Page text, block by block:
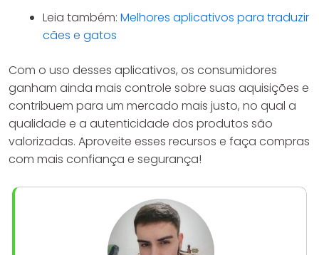
Leia também: Melhores aplicativos para traduzir
cães e gatos
Com o uso desses aplicativos, os consumidores
ganham ainda mais controle sobre suas aquisições e
contribuem para um mercado mais justo, no qual a
qualidade e a autenticidade dos produtos são
valorizadas. Aproveite esses recursos e faça compras
com mais confiança e segurança!